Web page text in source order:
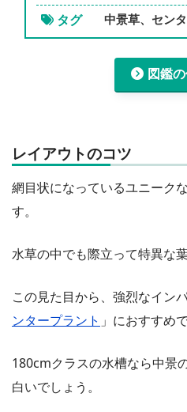
タグ 中景草、セン
図鑑
レイアウトのコツ
網目状になっているユニーク
す。
水草の中でも際立って特異な
この見た目から、強烈なイン
ンタープラント 」におすすめで
180cmクラスの水槽なら中景
白いでしょう。